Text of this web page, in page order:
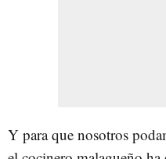
Y para que nosotros